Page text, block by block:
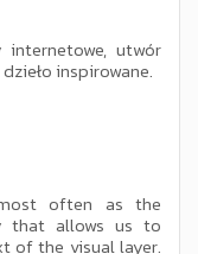
utwór
inspirowane.
often as the
that allows us to
of the visual layer.